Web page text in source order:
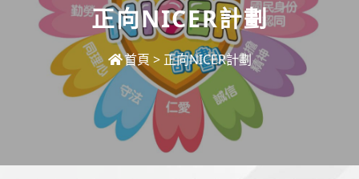
正向NICER計劃
首頁 > 正向NICER計劃